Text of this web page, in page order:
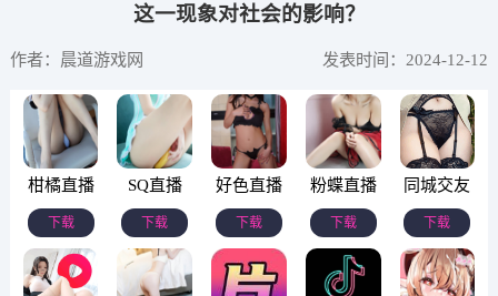
这一现象对社会的影响？
作者：晨道游戏网 发表时间：2024-12-12
柑橘直播
下载
SQ直播
下载
好色直播
下载
粉蝶直播
下载
同城交友
下载